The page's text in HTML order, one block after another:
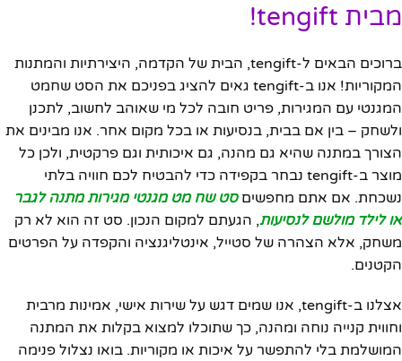
מבית tengift!
ברוכים הבאים ל-tengift, הבית של הקדמה, היצירתיות והמתנות
המקוריות! אנו ב-tengift גאים להציג בפניכם את הסט שחמט
המגנטי עם המגירות, פריט חובה לכל מי שאוהב לחשוב, לתכנן
ולשחק – בין אם בבית, בנסיעות או בכל מקום אחר. אנו מבינים את
הצורך במתנה שהיא גם מהנה, גם איכותית וגם פרקטית, ולכן כל
מוצר ב-tengift נבחר בקפידה כדי להבטיח לכם חוויה בלתי
נשכחת. אם אתם מחפשיםסט שח מט מגנטי מגירות מתנה לגבר
או לילד מולשם לנסיעות, הגעתם למקום הנכון. סט זה הוא לא רק
משחק, אלא הצהרה של סטייל, אינטליגנציה והקפדה על הפרטים
הקטנים.
אצלנו ב-tengift, אנו שמים דגש על שירות אישי, אמינות מרבית
וחווית קנייה נוחה ומהנה, כך שתוכלו למצוא בקלות את המתנה
המושלמת בלי להתפשר על איכות או מקוריות. בואו נצלול פנימה